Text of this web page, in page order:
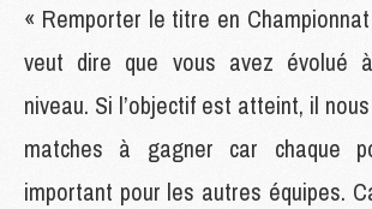
« Remporter le titre en
veut dire que vous avez évolué
niveau. Si l’objectif est atteint, il
matches à gagner car chaque
important pour les autres équipes.